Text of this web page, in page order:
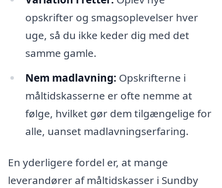
opskrifter og smagsoplevelser hver
uge, så du ikke keder dig med det
samme gamle.
Nem madlavning: Opskrifterne i
måltidskasserne er ofte nemme at
følge, hvilket gør dem tilgængelige for
alle, uanset madlavningserfaring.
En yderligere fordel er, at mange
leverandører af måltidskasser i Sundby